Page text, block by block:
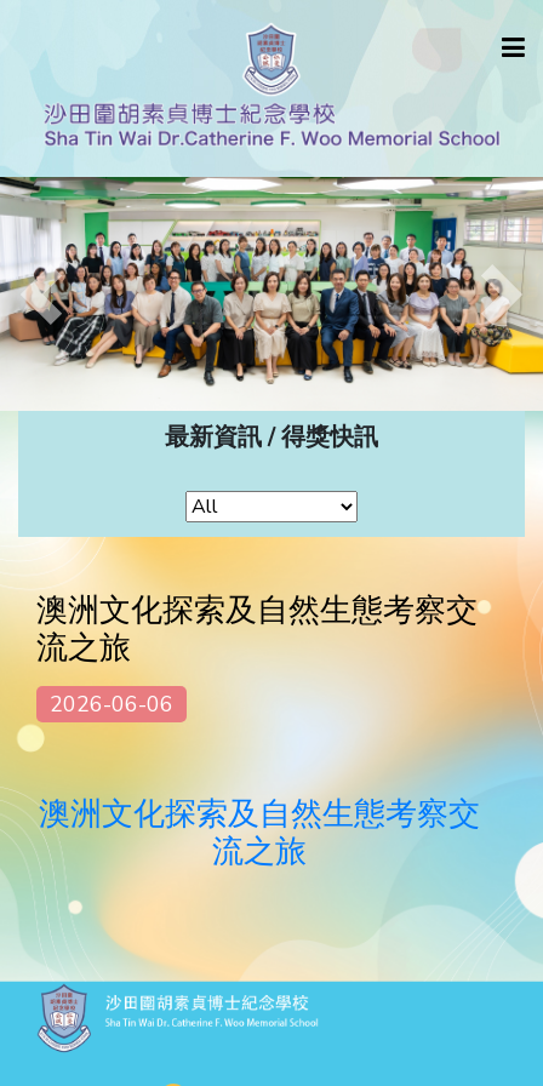
Previous Next
最新資訊 / 得獎快訊
澳洲文化探索及自然生態考察交
流之旅
2026-06-06
澳洲文化探索及自然生態考察交
流之旅